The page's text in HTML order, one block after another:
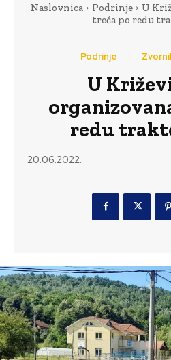
Naslovnica Podrinje
U
treća po redu
Podrinje
U
redu
20.06.2022.